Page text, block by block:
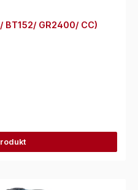
BT152/ GR2400/ CC)